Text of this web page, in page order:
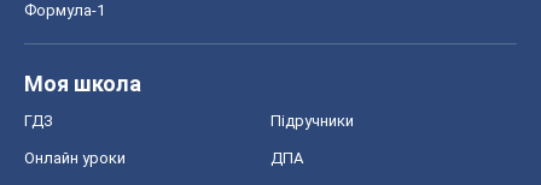
Формула-1
Моя школа
ГДЗ Підручники
Онлайн уроки ДПА